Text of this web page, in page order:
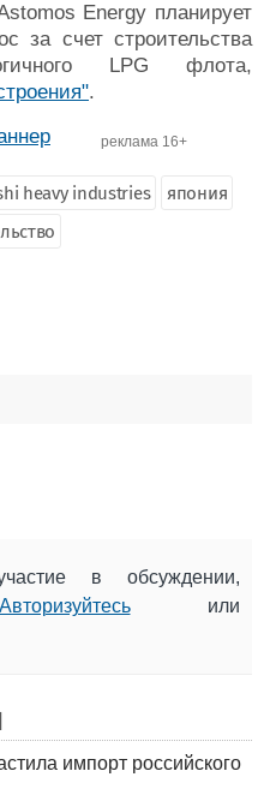
Energy планирует
за счет строительства
LPG флота,
.
реклама 16+
heavy industries
япония
в обсуждении,
Авторизуйтесьили
импорт российского